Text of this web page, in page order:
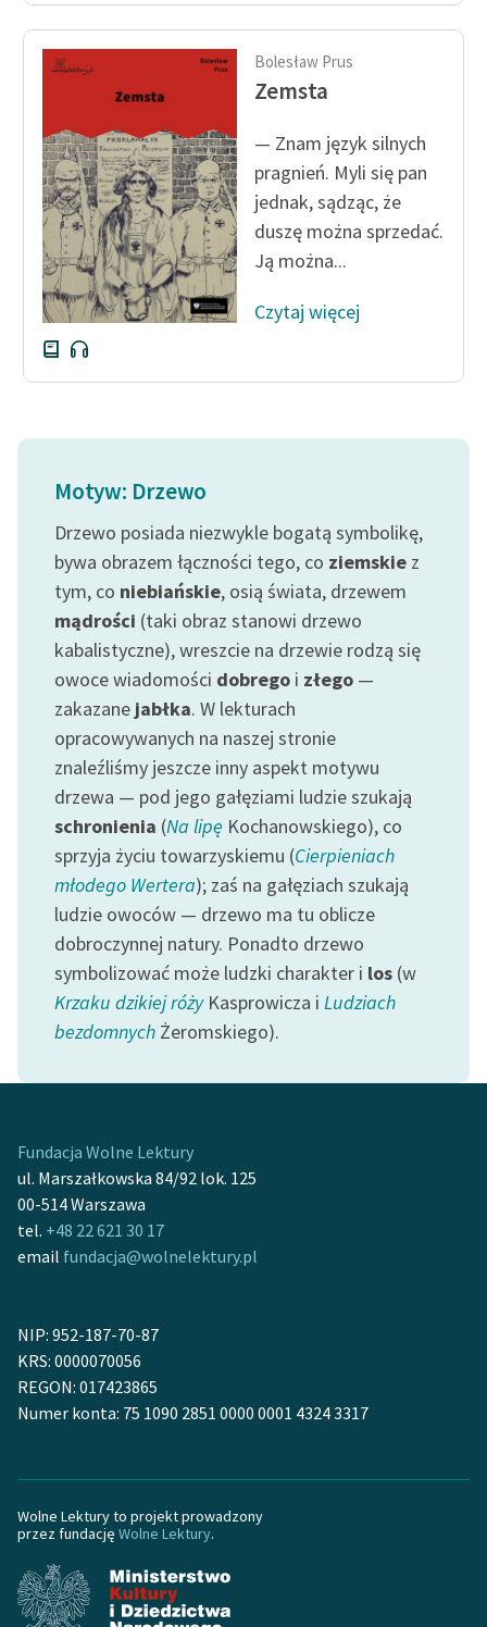
Bolesław Prus
Zemsta
— Znam język silnych
pragnień. Myli się pan
jednak, sądząc, że
duszę można sprzedać.
Ją można...
Czytaj więcej
Motyw: Drzewo
Drzewo posiada niezwykle bogatą symbolikę,
bywa obrazem łączności tego, co ziemskie z
tym, co niebiańskie, osią świata, drzewem
mądrości (taki obraz stanowi drzewo
kabalistyczne), wreszcie na drzewie rodzą się
owoce wiadomości dobrego i złego —
zakazane jabłka. W lekturach
opracowywanych na naszej stronie
znaleźliśmy jeszcze inny aspekt motywu
drzewa — pod jego gałęziami ludzie szukają
schronienia (Na lipę Kochanowskiego), co
sprzyja życiu towarzyskiemu (Cierpieniach
młodego Wertera); zaś na gałęziach szukają
ludzie owoców — drzewo ma tu oblicze
dobroczynnej natury. Ponadto drzewo
symbolizować może ludzki charakter i los (w
Krzaku dzikiej różyKasprowicza i Ludziach
bezdomnych Żeromskiego).
Fundacja Wolne Lektury
ul. Marszałkowska 84/92 lok. 125
00-514 Warszawa
tel. +48 22 621 30 17
email fundacja@wolnelektury.pl
NIP: 952-187-70-87
KRS: 0000070056
REGON: 017423865
Numer konta: 75 1090 2851 0000 0001 4324 3317
Wolne Lektury to projekt prowadzony
przez fundację Wolne Lektury.